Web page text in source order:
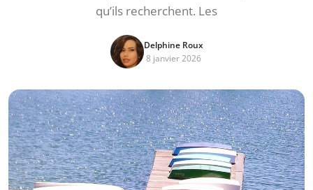
qu’ils recherchent. Les
Delphine Roux
8 janvier 2026